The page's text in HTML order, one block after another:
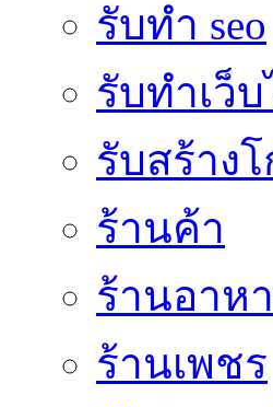
รับทำ seo
รับทำเว็
รับสร้าง
ร้านค้า
ร้านอาห
ร้านเพชร